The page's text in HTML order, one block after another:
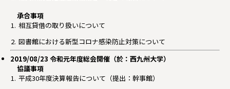
承合事項
相互貸借の取り扱いについて
図書館における新型コロナ感染防止対策について
2019/08/23 令和元年度総会開催（於：西九州大学）
協議事項
平成30年度決算報告について（提出：幹事館）